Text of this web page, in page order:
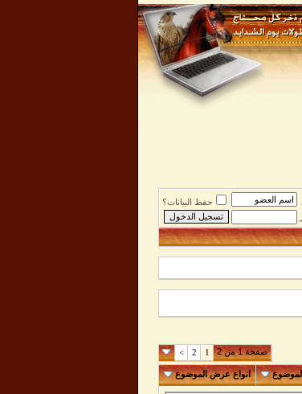
حفظ البيانات؟
صفحة 1 من 2 1
2
>
انواع عرض الموضوع